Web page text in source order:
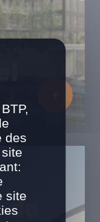
des
site